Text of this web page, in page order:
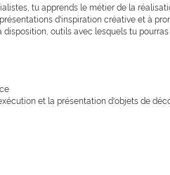
tu apprends le métier de la
d'inspiration créative et à
outils avec lesquels tu
et la présentation d'objets de